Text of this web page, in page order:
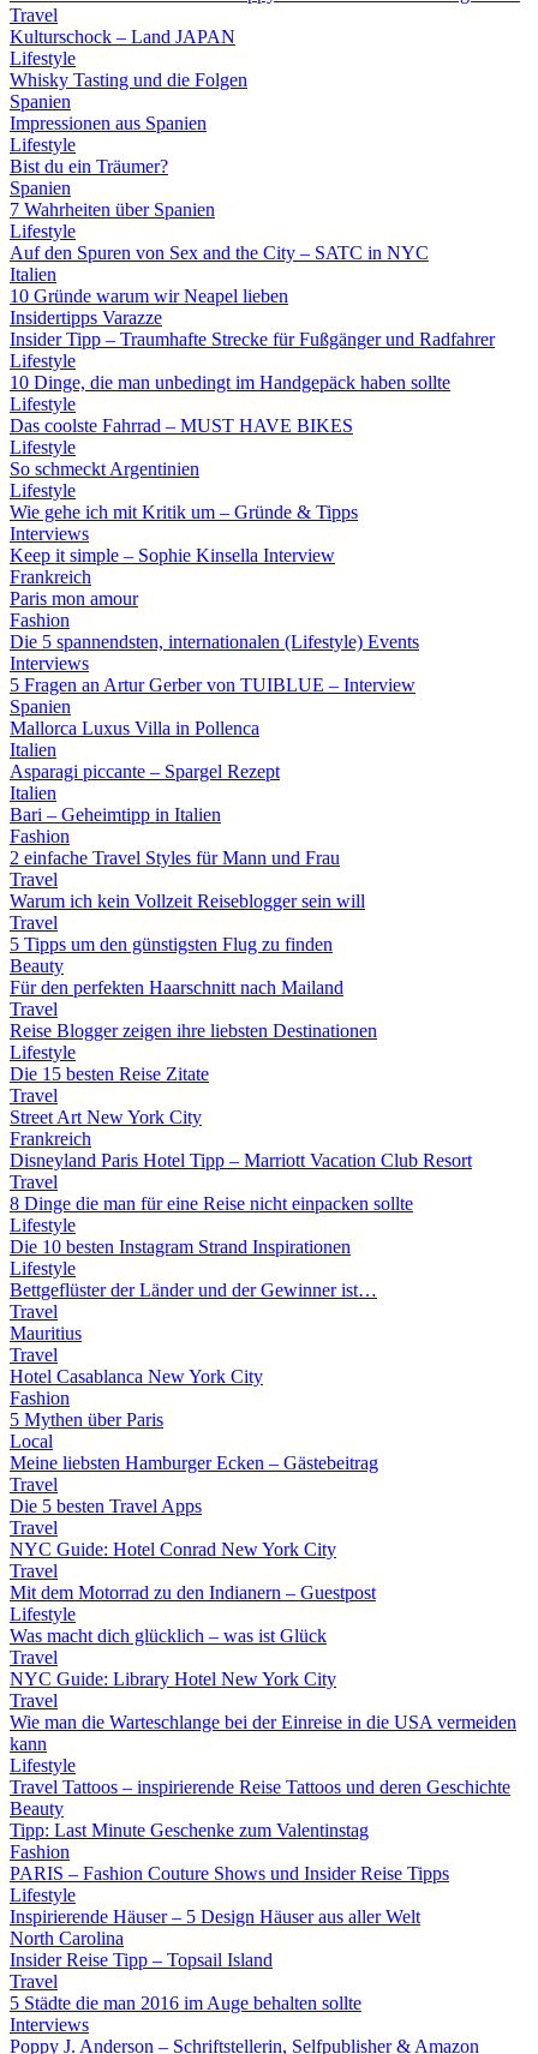
Travel
Kulturschock – Land JAPAN
Lifestyle
Whisky Tasting und die Folgen
Spanien
Impressionen aus Spanien
Lifestyle
Bist du ein Träumer?
Spanien
7 Wahrheiten über Spanien
Lifestyle
Auf den Spuren von Sex and the City – SATC in NYC
Italien
10 Gründe warum wir Neapel lieben
Insidertipps Varazze
Insider Tipp – Traumhafte Strecke für Fußgänger und Radfahrer
Lifestyle
10 Dinge, die man unbedingt im Handgepäck haben sollte
Lifestyle
Das coolste Fahrrad – MUST HAVE BIKES
Lifestyle
So schmeckt Argentinien
Lifestyle
Wie gehe ich mit Kritik um – Gründe & Tipps
Interviews
Keep it simple – Sophie Kinsella Interview
Frankreich
Paris mon amour
Fashion
Die 5 spannendsten, internationalen (Lifestyle) Events
Interviews
5 Fragen an Artur Gerber von TUIBLUE – Interview
Spanien
Mallorca Luxus Villa in Pollenca
Italien
Asparagi piccante – Spargel Rezept
Italien
Bari – Geheimtipp in Italien
Fashion
2 einfache Travel Styles für Mann und Frau
Travel
Warum ich kein Vollzeit Reiseblogger sein will
Travel
5 Tipps um den günstigsten Flug zu finden
Beauty
Für den perfekten Haarschnitt nach Mailand
Travel
Reise Blogger zeigen ihre liebsten Destinationen
Lifestyle
Die 15 besten Reise Zitate
Travel
Street Art New York City
Frankreich
Disneyland Paris Hotel Tipp – Marriott Vacation Club Resort
Travel
8 Dinge die man für eine Reise nicht einpacken sollte
Lifestyle
Die 10 besten Instagram Strand Inspirationen
Lifestyle
Bettgeflüster der Länder und der Gewinner ist…
Travel
Mauritius
Travel
Hotel Casablanca New York City
Fashion
5 Mythen über Paris
Local
Meine liebsten Hamburger Ecken – Gästebeitrag
Travel
Die 5 besten Travel Apps
Travel
NYC Guide: Hotel Conrad New York City
Travel
Mit dem Motorrad zu den Indianern – Guestpost
Lifestyle
Was macht dich glücklich – was ist Glück
Travel
NYC Guide: Library Hotel New York City
Travel
Wie man die Warteschlange bei der Einreise in die USA vermeiden
kann
Lifestyle
Travel Tattoos – inspirierende Reise Tattoos und deren Geschichte
Beauty
Tipp: Last Minute Geschenke zum Valentinstag
Fashion
PARIS – Fashion Couture Shows und Insider Reise Tipps
Lifestyle
Inspirierende Häuser – 5 Design Häuser aus aller Welt
North Carolina
Insider Reise Tipp – Topsail Island
Travel
5 Städte die man 2016 im Auge behalten sollte
Interviews
Poppy J. Anderson – Schriftstellerin, Selfpublisher & Amazon